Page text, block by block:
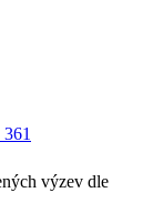
výzev dle